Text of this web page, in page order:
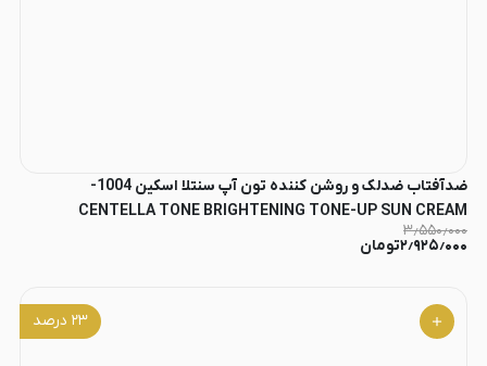
ضدآفتاب ضدلک و روشن کننده تون آپ سنتلا اسکین 1004-
CENTELLA TONE BRIGHTENING TONE-UP SUN CREAM
۳٫۵۵۰٫۰۰۰
۲٫۹۲۵٫۰۰۰تومان
۲۳ درصد